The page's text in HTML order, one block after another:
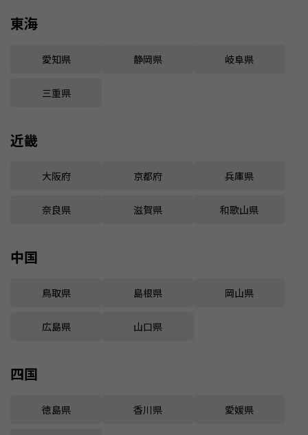
東海
愛知県 静岡県 岐阜県
三重県
近畿
大阪府 京都府 兵庫県
奈良県 滋賀県 和歌山県
中国
鳥取県 島根県 岡山県
広島県 山口県
四国
徳島県 香川県 愛媛県